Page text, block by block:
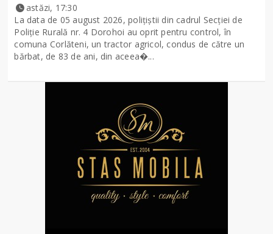
astăzi, 17:30
La data de 05 august 2026, polițiștii din cadrul Secției de
Poliție Rurală nr. 4 Dorohoi au oprit pentru control, în
comuna Corlăteni, un tractor agricol, condus de către un
bărbat, de 83 de ani, din aceea�...